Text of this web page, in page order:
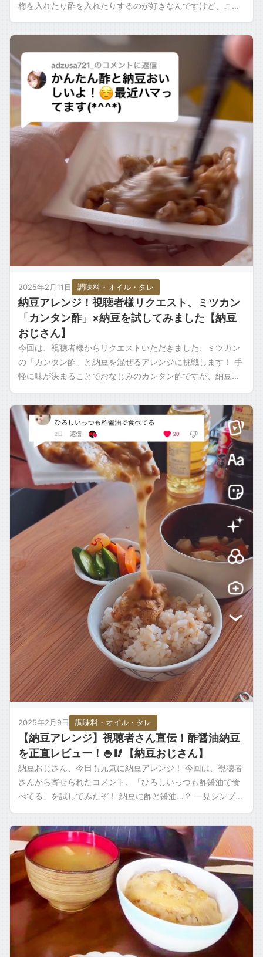
梅を入れたり酢を入れたりするのが好きなんですけど、こう
2025年2月11日 調味料・オイル・タレ
納豆アレンジ！視聴者様リクエスト、ミツカン
「カンタン酢」×納豆を試してみました【納豆
おじさん】
今回は、視聴者様からリクエストいただきました、ミツカン
の「カンタン酢」と納豆を混ぜるアレンジに挑戦します！ 手
軽に味が決まることでおなじみのカンタン酢ですが、納豆と
2025年2月9日 調味料・オイル・タレ
【納豆アレンジ】視聴者さん直伝！酢醤油納豆
を正直レビュー！🍚🥢【納豆おじさん】
納豆おじさん、今日も元気に納豆アレンジ！ 今回は、視聴者
さんから寄せられたコメント、「ひろしいっつも酢醤油で食
べてる」を試してみたぞ！ 納豆に酢と醤油…？ 一見シンプル